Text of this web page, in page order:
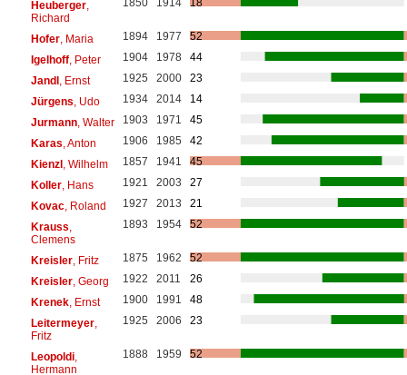
Heuberger,
Richard
1850 1914 18
Hofer, Maria 1894 1977
52
Igelhoff, Peter 1904 1978
44
Jandl, Ernst 1925 2000
23
Jürgens , Udo 1934 2014
14
Jurmann, Walter 1903 1971
45
Karas , Anton 1906 1985
42
Kienzl, Wilhelm 1857 1941
45
Koller, Hans 1921 2003
27
Kovac, Roland 1927 2013
21
Krauss
Clemens
1893 1954 52
Kreisler, Fritz 1875 1962
52
Kreisler, Georg 1922 2011
26
Krenek, Ernst 1900 1991
48
Leitermeyer,
Fritz
1925 2006 23
Leopoldi,
Hermann
1888 1959 52